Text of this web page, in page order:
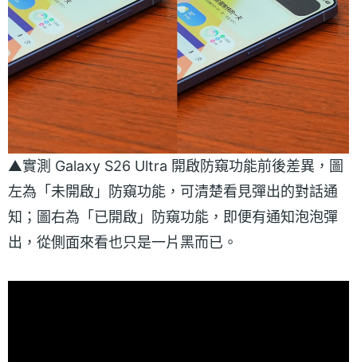
▲實測 Galaxy S26 Ultra 開啟防窺功能前後差異，圖
左為「未開啟」防窺功能，可清楚看見彈出的對話通
知；圖右為「已開啟」防窺功能，即便有通知泡泡彈
出，從側面來看也只是一片黑而已。